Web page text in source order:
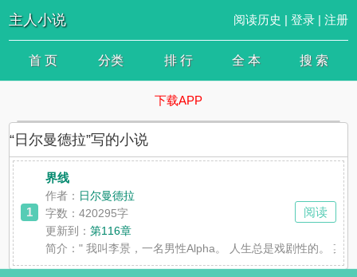
主人小说 阅读历史 | 登录| 注册
首 页 分类 排 行 全 本 搜 索
下载APP
“日尔曼德拉”写的小说
1
界线
作者： 日尔曼德拉
字数：420295字
更新到：第116章
简介：" 我叫李景，一名男性Alpha。 人生总是戏剧性的。 某
阅读